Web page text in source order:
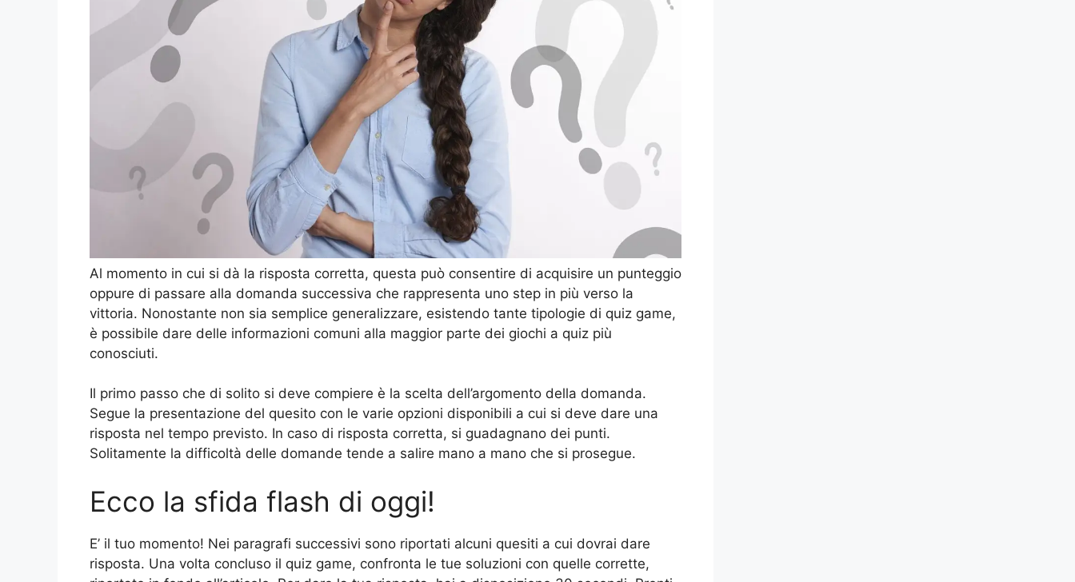
Al momento in cui si dà la risposta corretta, questa può consentire di acquisire un punteggio
oppure di passare alla domanda successiva che rappresenta uno step in più verso la
vittoria. Nonostante non sia semplice generalizzare, esistendo tante tipologie di quiz game,
è possibile dare delle informazioni comuni alla maggior parte dei giochi a quiz più
conosciuti.
Il primo passo che di solito si deve compiere è la scelta dell’argomento della domanda.
Segue la presentazione del quesito con le varie opzioni disponibili a cui si deve dare una
risposta nel tempo previsto. In caso di risposta corretta, si guadagnano dei punti.
Solitamente la difficoltà delle domande tende a salire mano a mano che si prosegue.
Ecco la sfida flash di oggi!
E’ il tuo momento! Nei paragrafi successivi sono riportati alcuni quesiti a cui dovrai dare
risposta. Una volta concluso il quiz game, confronta le tue soluzioni con quelle corrette,